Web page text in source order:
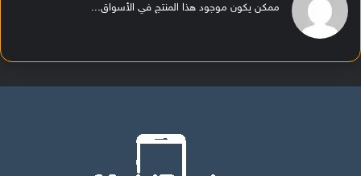
ممكن يكون موجود هذا المنتج في الأسواق...